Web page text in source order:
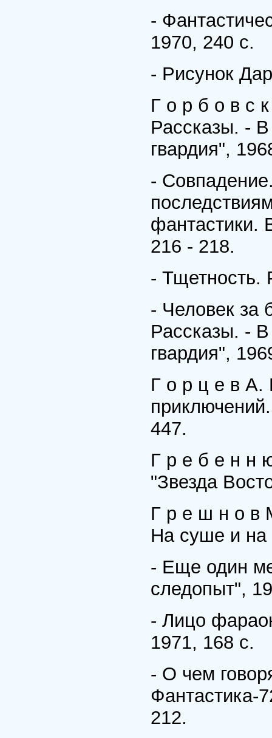
-
1970, 240 с.
- Рисунок
Г о р б о в с
Рассказы. -
гвардия",
-
фантастики.
216 - 218.
- Тщетность.
- Человек за
Рассказы. -
гвардия",
Г о р ц е в А.
447.
Г р е б е н н
"Звезда
Г р е ш н о в
На суше и
- Еще один
следопыт",
- Лицо
1971, 168 с.
- О чем
Фантастика-
212.